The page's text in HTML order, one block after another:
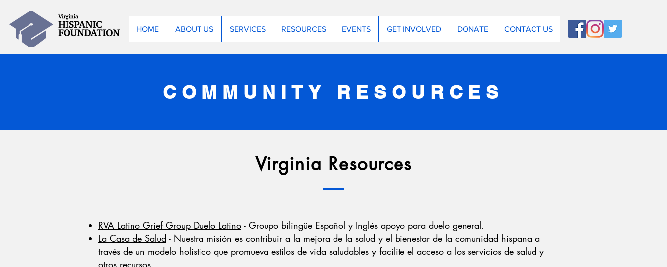
HOME ABOUT US SERVICES RESOURCES EVENTS GET INVOLVED DONATE CONTACT US
COMMUNITY RESOURCES
Virginia Resources
RVA Latino Grief Group Duelo Latino - Groupo bilingüe Español y Inglés apoyo para duelo general.
La Casa de Salud - Nuestra misión es contribuir a la mejora de la salud y el bienestar de la comunidad hispana a
través de un modelo holístico que promueva estilos de vida saludables y facilite el acceso a los servicios de salud y
otros recursos.